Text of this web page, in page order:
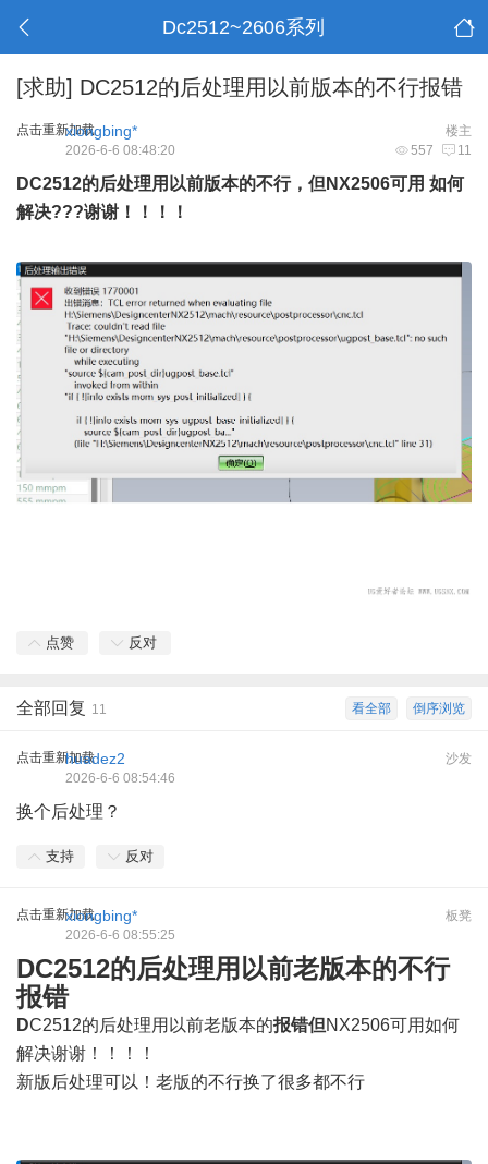
Dc2512~2606系列
[求助] DC2512的后处理用以前版本的不行报错
点击重新加载 楼主
xiongbing*
557 11
2026-6-6 08:48:20
DC2512的后处理用以前版本的不行， 但 NX2506可用 如何
解决???谢谢 ！！！！
点赞 反对
倒序浏览
看全部
全部回复 11
点击重新加载 沙发
huadez2
2026-6-6 08:54:46
换个后处理？
支持 反对
点击重新加载 板凳
xiongbing*
2026-6-6 08:55:25
DC2512的后处理用以前老版本的不行
报错
DC2512的后处理用以前老版本的报错但NX2506可用如何
解决谢谢 ！！！！
新版后处理可以！老版的不行换了很多都不行